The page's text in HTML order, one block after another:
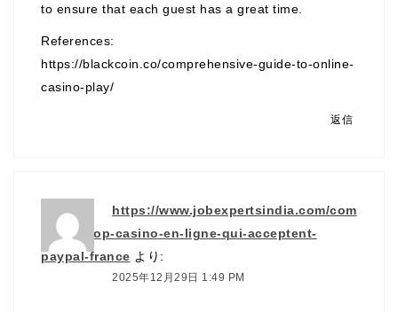
to ensure that each guest has a great time.
References:
https://blackcoin.co/comprehensive-guide-to-online-
casino-play/
返信
https://www.jobexpertsindia.com/com
panies/top-casino-en-ligne-qui-acceptent-
paypal-france より:
2025年12月29日 1:49 PM